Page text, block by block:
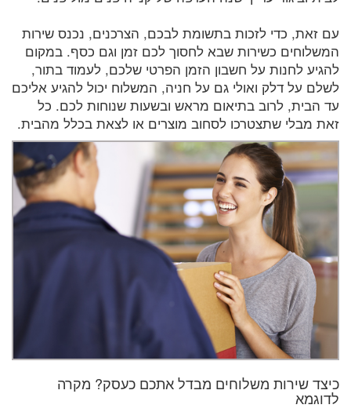
עם זאת, כדי לזכות בתשומת לבכם, הצרכנים, נכנס שירות
המשלוחים כשירות שבא לחסוך לכם זמן וגם כסף. במקום
להגיע לחנות על חשבון הזמן הפרטי שלכם, לעמוד בתור,
לשלם על דלק ואולי גם על חניה, המשלוח יכול להגיע אליכם
עד הבית, לרוב בתיאום מראש ובשעות שנוחות לכם. כל
זאת מבלי שתצטרכו לסחוב מוצרים או לצאת בכלל מהבית.
כיצד שירות משלוחים מבדל אתכם כעסק? מקרה
לדוגמא